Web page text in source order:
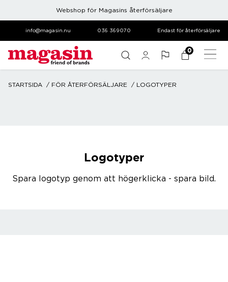
Webshop för Magasins återförsäljare
info@magasin.nu 036 369070 Endast för återförsäljare
0
STARTSIDA FÖR ÅTERFÖRSÄLJARE LOGOTYPER
Logotyper
Spara logotyp genom att högerklicka - spara bild.